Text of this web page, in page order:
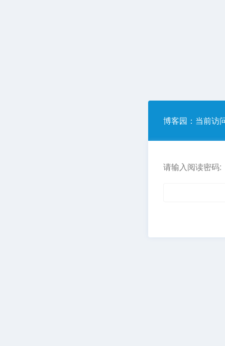
博客园 ：当前访
请输入阅读密码: